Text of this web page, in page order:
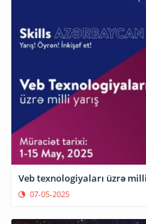
Veb texnologiyaları üzrə
07-05-2025